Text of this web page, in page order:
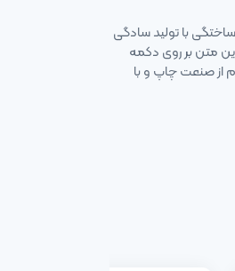
با تولید سادگی
متن بر روی دکمه
از صنعت چاپ و با